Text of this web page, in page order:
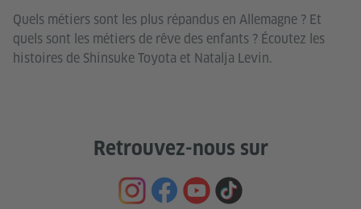
Quels métiers sont les plus répandus en Allemagne ? Et
quels sont les métiers de rêve des enfants ? Écoutez les
histoires de Shinsuke Toyota et Natalja Levin.
Retrouvez-nous sur